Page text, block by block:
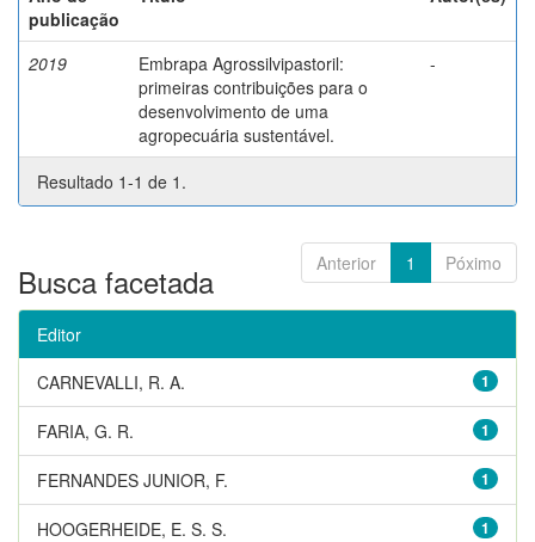
publicação
2019
Embrapa Agrossilvipastoril:
primeiras contribuições para o
desenvolvimento de uma
agropecuária sustentável.
-
Resultado 1-1 de 1.
Anterior 1 Póximo
Busca facetada
Editor
1
CARNEVALLI, R. A.
1
FARIA, G. R.
1
FERNANDES JUNIOR, F.
1
HOOGERHEIDE, E. S. S.